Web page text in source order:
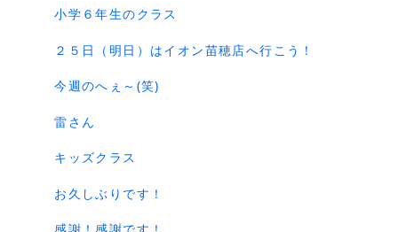
小学６年生のクラス
２５日（明日）はイオン苗穂店へ行こう！
今週のへぇ～(笑)
雷さん
キッズクラス
お久しぶりです！